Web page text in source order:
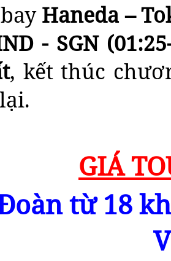
Haneda –
- SGN
, kết thúc
GIÁ
từ 18